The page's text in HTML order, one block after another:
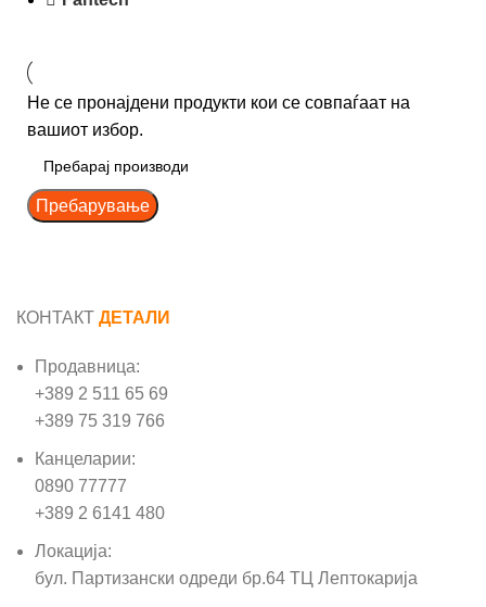
Не се пронајдени продукти кои се совпаѓаат на
вашиот избор.
Пребарување
КОНТАКТ ДЕТАЛИ
Продавница:
+389 2 511 65 69
+389 75 319 766
Канцеларии:
0890 77777
+389 2 6141 480
Локација:
бул. Партизански одреди бр.64 ТЦ Лептокарија